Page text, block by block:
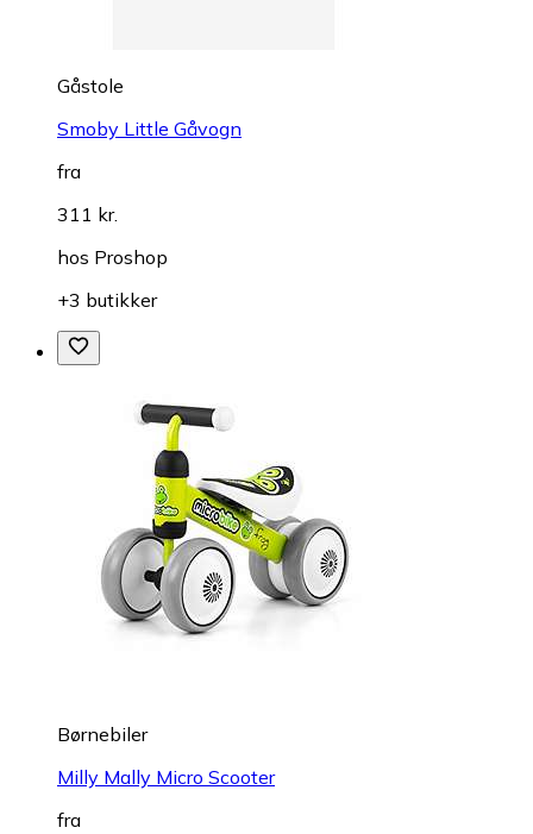
Gåstole
Smoby Little Gåvogn
fra
311 kr.
hos Proshop
+3 butikker
Børnebiler
Milly Mally Micro Scooter
fra